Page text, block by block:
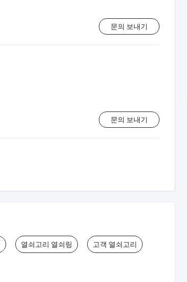
문의 보내기
문의 보내기
열쇠고리 열쇠링 고객 열쇠고리